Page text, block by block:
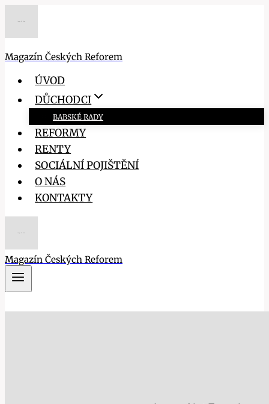
Magazín Českých Reforem
ÚVOD
DŮCHODCI
BABSKÉ RADY
REFORMY
RENTY
SOCIÁLNÍ POJIŠTĚNÍ
O NÁS
KONTAKTY
Magazín Českých Reforem